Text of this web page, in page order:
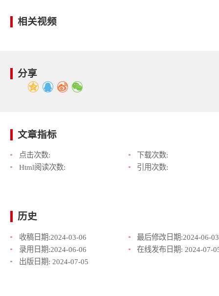
相关视频
分享
文章指标
点击次数:
下载次数:
Html阅读次数:
引用次数:
历史
收稿日期:2024-03-06 最后修改日期:2024-06-03
录用日期:2024-06-06 在线发布日期: 2024-07-
出版日期: 2024-07-05